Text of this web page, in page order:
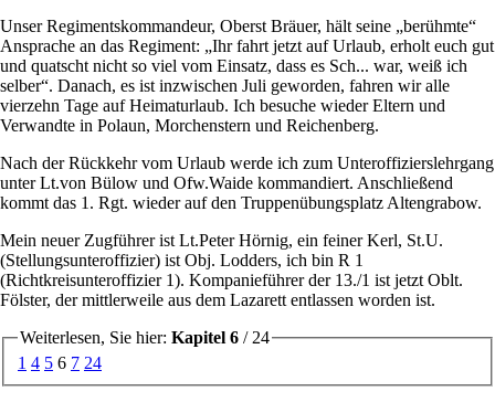
Unser Regimentskommandeur, Oberst Bräuer, hält seine
berühmte
Ansprache an das Regiment:
Ihr fahrt jetzt auf Urlaub, erholt euch gut
und quatscht nicht so viel vom Einsatz, dass es Sch... war, weiß ich
selber . Danach, es ist inzwischen Juli geworden, fahren wir alle
vierzehn Tage auf Heimaturlaub. Ich besuche wieder Eltern und
Verwandte in Polaun, Morchenstern und Reichenberg.
Nach der Rückkehr vom Urlaub werde ich zum Unteroffizierslehrgang
unter Lt.von Bülow und Ofw.Waide kommandiert. Anschließend
kommt das 1. Rgt. wieder auf den Truppenübungsplatz Altengrabow.
Mein neuer Zugführer ist Lt.Peter Hörnig, ein feiner Kerl, St.U.
(Stellungsunteroffizier) ist Obj. Lodders, ich bin R 1
(Richtkreisunteroffizier 1). Kompanieführer der 13./1 ist jetzt Oblt.
Fölster, der mittlerweile aus dem Lazarett entlassen worden ist.
Weiterlesen, Sie hier: Kapitel 6 / 24
1 4 5 6 7 24